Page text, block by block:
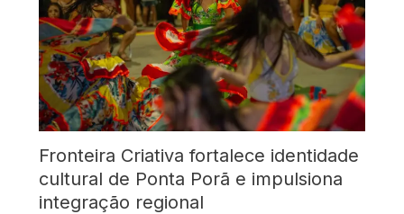
Fronteira Criativa fortalece identidade
cultural de Ponta Porã e impulsiona
integração regional